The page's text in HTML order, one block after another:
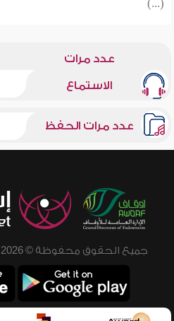
(...)
عدد مرات
الاستماع
عدد مرات الحفظ
جميع الحقوق محفوظة © 2026 - 1998 لشبكة إسلام ويب